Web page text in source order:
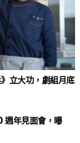
立大功，劇組月底
週年見面會，曝